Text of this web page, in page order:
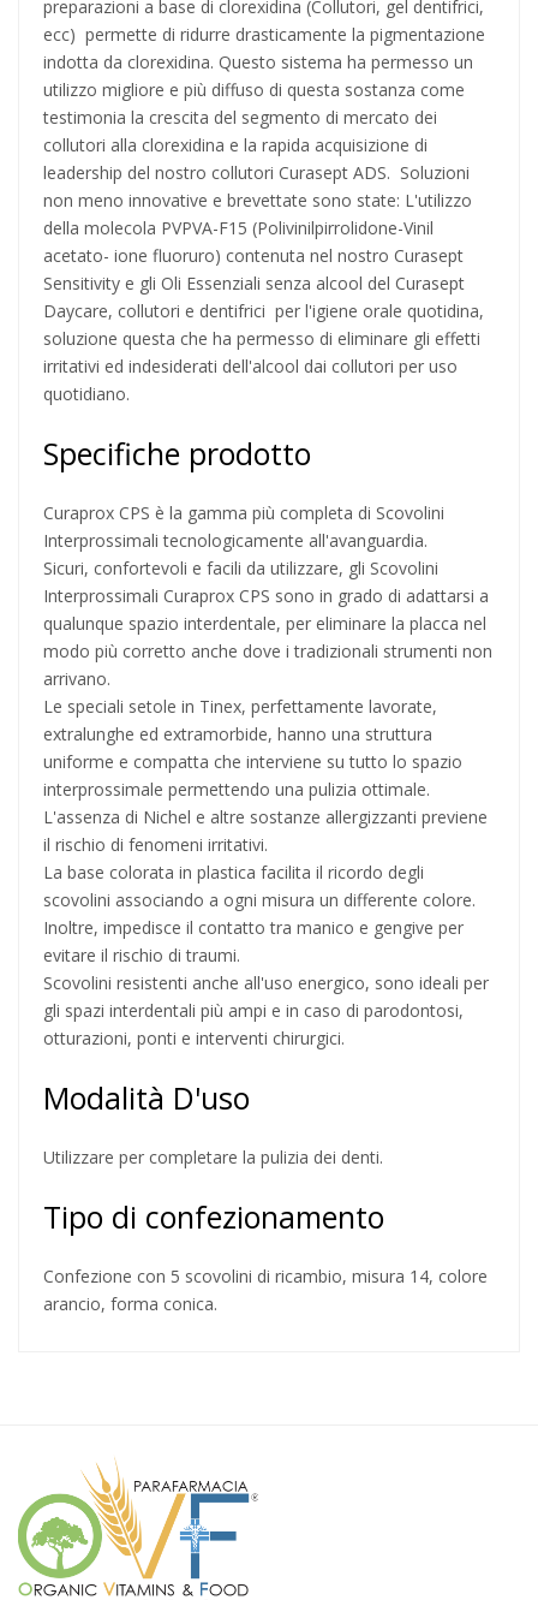
preparazioni a base di clorexidina (Collutori, gel dentifrici,
ecc) permette di ridurre drasticamente la pigmentazione
indotta da clorexidina. Questo sistema ha permesso un
utilizzo migliore e più diffuso di questa sostanza come
testimonia la crescita del segmento di mercato dei
collutori alla clorexidina e la rapida acquisizione di
leadership del nostro collutori Curasept ADS. Soluzioni
non meno innovative e brevettate sono state: L'utilizzo
della molecola PVPVA-F15 (Polivinilpirrolidone-Vinil
acetato- ione fluoruro) contenuta nel nostro Curasept
Sensitivity e gli Oli Essenziali senza alcool del Curasept
Daycare, collutori e dentifrici per l'igiene orale quotidina,
soluzione questa che ha permesso di eliminare gli effetti
irritativi ed indesiderati dell'alcool dai collutori per uso
quotidiano.
Specifiche prodotto
Curaprox CPS è la gamma più completa di Scovolini
Interprossimali tecnologicamente all'avanguardia.
Sicuri, confortevoli e facili da utilizzare, gli Scovolini
Interprossimali Curaprox CPS sono in grado di adattarsi a
qualunque spazio interdentale, per eliminare la placca nel
modo più corretto anche dove i tradizionali strumenti non
arrivano.
Le speciali setole in Tinex, perfettamente lavorate,
extralunghe ed extramorbide, hanno una struttura
uniforme e compatta che interviene su tutto lo spazio
interprossimale permettendo una pulizia ottimale.
L'assenza di Nichel e altre sostanze allergizzanti previene
il rischio di fenomeni irritativi.
La base colorata in plastica facilita il ricordo degli
scovolini associando a ogni misura un differente colore.
Inoltre, impedisce il contatto tra manico e gengive per
evitare il rischio di traumi.
Scovolini resistenti anche all'uso energico, sono ideali per
gli spazi interdentali più ampi e in caso di parodontosi,
otturazioni, ponti e interventi chirurgici.
Modalità D'uso
Utilizzare per completare la pulizia dei denti.
Tipo di confezionamento
Confezione con 5 scovolini di ricambio, misura 14, colore
arancio, forma conica.